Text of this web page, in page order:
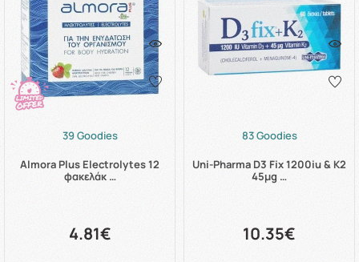
39 Goodies
Almora Plus Electrolytes 12
φακελάκ …
4.81€
83 Goodies
Uni-Pharma D3 Fix 1200iu & K2
45μg …
10.35€